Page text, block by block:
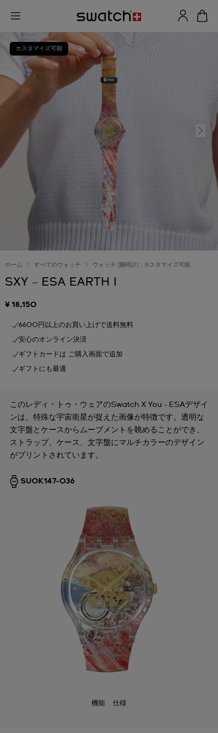
カスタマイズ可能
ホーム すべてのウォッチ ウォッチ (腕時計) : カスタマイズ可能
SXY – ESA EARTH I
¥ 18,150
6600円以上のお買い上げで送料無料
安心のオンライン決済
ギフトカードは ご購入画面で追加
ギフトにも最適
このレディ・トゥ・ウェアのSwatch X You - ESAデザイ
ンは、特殊な宇宙衛星が捉えた画像が特徴です。透明な
文字盤とケースからムーブメントを眺めることができ、
ストラップ、ケース、文字盤にマルチカラーのデザイン
がプリントされています。
SUOK147-036
機能 仕様